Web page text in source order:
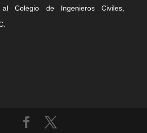
Colegio de Ingenieros Civiles,